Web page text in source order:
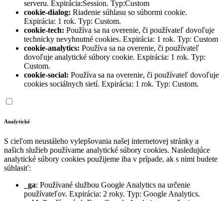
serveru. Expirácia:Session. Typ:Custom
cookie-dialog: Riadenie súhlasu so súbormi cookie.
Expirácia: 1 rok. Typ: Custom.
cookie-tech: Používa sa na overenie, či používateľ dovoľuje
technicky nevyhnutné cookies. Expirácia: 1 rok. Typ: Custom
cookie-analytics: Používa sa na overenie, či používateľ
dovoľuje analytické súbory cookie. Expirácia: 1 rok. Typ:
Custom.
cookie-social: Používa sa na overenie, či používateľ dovoľuje
cookies sociálnych sietí. Expirácia: 1 rok. Typ: Custom.
Analytické
S cieľom neustáleho vylepšovania našej internetovej stránky a
našich služieb používame analytické súbory cookies. Nasledujúce
analytické súbory cookies použijeme iba v prípade, ak s nimi budete
súhlasiť:
_ga: Používané službou Google Analytics na určenie
používateľov. Expirácia: 2 roky. Typ: Google Analytics.